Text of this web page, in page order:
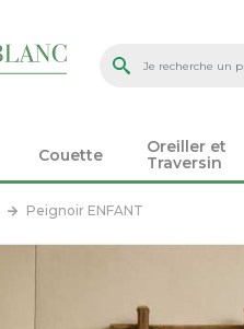
Couette
Oreiller et
Traversin
Peignoir ENFANT